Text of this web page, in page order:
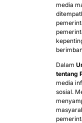
media
Dalam
tentang
media
sosial.